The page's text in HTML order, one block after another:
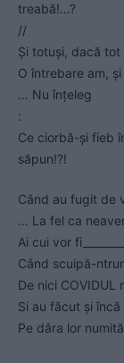
treabă!…?
//
Și totuși, dacă
O întrebare am,
… Nu înțeleg
:
Ce ciorbă-și fieb
săpun!?!
Când au fugit de
… La fel ca
Ai cui vor
Când scuipă-
De nici COVIDUL
Si au făcut și
Pe dâra lor